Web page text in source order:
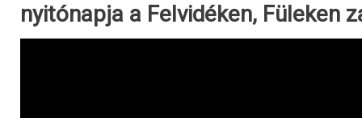
nyitónapja a Felvidéken, Füleken